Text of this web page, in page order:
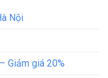
Nội
Giảm giá 20%